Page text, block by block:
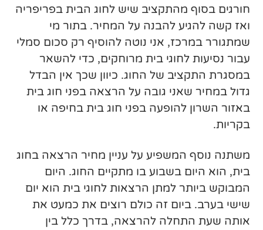
חורגים בסוף מהתקציב שיש לחוג הבית בפריפריה
ואז קשה להגיע להבנה על המחיר. בתור מי
שמתגורר במרכז, אני נוטה להוסיף רק סכום סמלי
עבור נסיעות לחוגי בית מרוחקים, כדי להשאר
במסגרת התקציב של החוג. כיוון שכך אין הבדל
גדול במחיר שאני גובה על הרצאה בפני חוג בית
באזור השרון להופעה בפני חוג בית בחיפה או
בקריות.
משתנה נוסף המשפיע על עניין מחיר הרצאה בחוג
בית, הוא היום בשבוע בו מתקיים החוג. היום
המבוקש ביותר למתן הרצאות לחוגי בית הוא יום
שישי בערב. ביום זה כולם רוצים את כמעט את
אותה שעת התחלה להרצאה, בדרך כלל בין